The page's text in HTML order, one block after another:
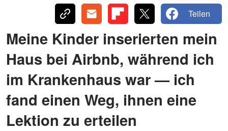
Teilen
Meine Kinder inserierten mein
Haus bei Airbnb, während ich
im Krankenhaus war — ich
fand einen Weg, ihnen eine
Lektion zu erteilen